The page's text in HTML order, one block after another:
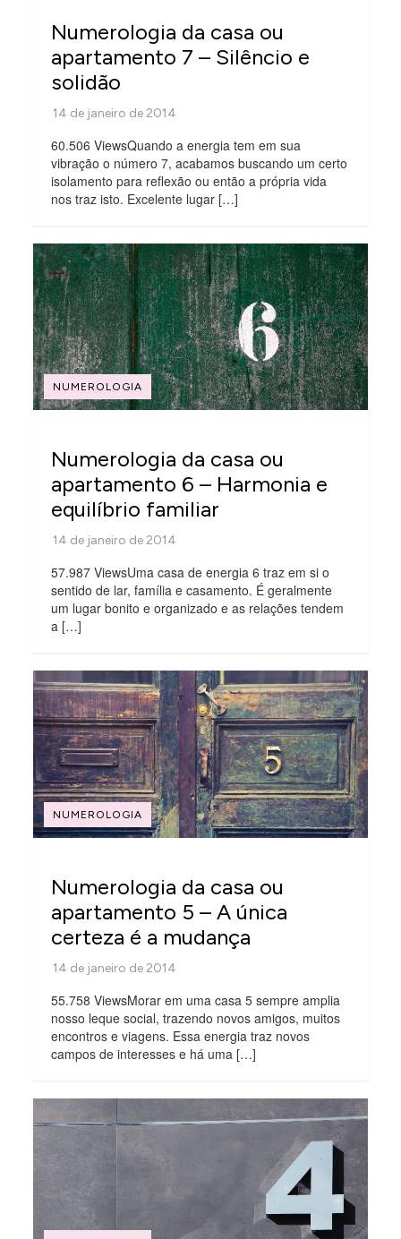
Numerologia da casa ou
apartamento 7 – Silêncio e
solidão
60.506 ViewsQuando a energia tem em sua
vibração o número 7, acabamos buscando um certo
isolamento para reflexão ou então a própria vida
nos traz isto. Excelente lugar […]
NUMEROLOGIA
Numerologia da casa ou
apartamento 6 – Harmonia e
equilíbrio familiar
57.987 ViewsUma casa de energia 6 traz em si o
sentido de lar, família e casamento. É geralmente
um lugar bonito e organizado e as relações tendem
a […]
NUMEROLOGIA
Numerologia da casa ou
apartamento 5 – A única
certeza é a mudança
55.758 ViewsMorar em uma casa 5 sempre amplia
nosso leque social, trazendo novos amigos, muitos
encontros e viagens. Essa energia traz novos
campos de interesses e há uma […]